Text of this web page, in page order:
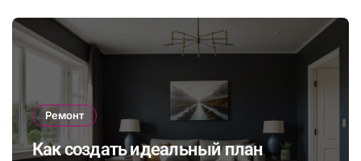
Ремонт
Как создать идеальный план